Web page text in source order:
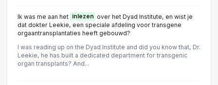
Ik was me aan het inlezen over het Dyad Institute, en wist je
dat dokter Leekie, een speciale afdeling voor transgene
orgaantransplantaties heeft gebouwd?
I was reading up on the Dyad Institute and did you know that, Dr.
Leekie, he has built a dedicated department for transgenic
organ transplants? And...